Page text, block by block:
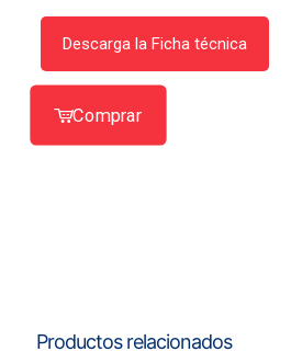
Descarga la Ficha técnica
Comprar
Productos relacionados